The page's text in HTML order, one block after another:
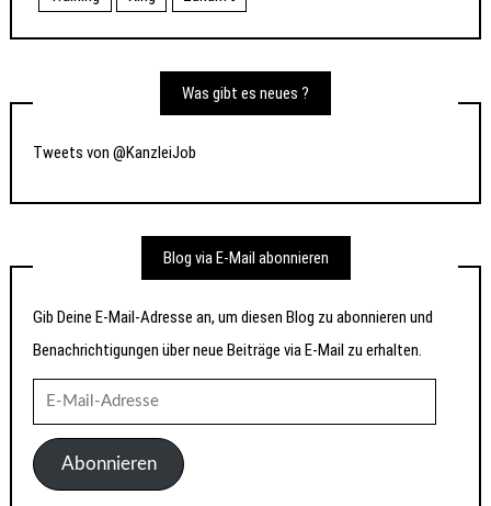
Was gibt es neues ?
Tweets von @KanzleiJob
Blog via E-Mail abonnieren
Gib Deine E-Mail-Adresse an, um diesen Blog zu abonnieren und
Benachrichtigungen über neue Beiträge via E-Mail zu erhalten.
Mail-
AdresseAbonnieren